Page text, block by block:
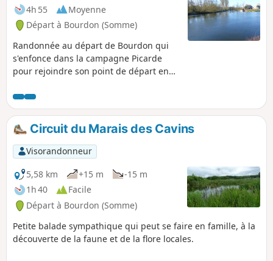
4h 55
Moyenne
Départ à Bourdon (Somme)
Randonnée au départ de Bourdon qui
s'enfonce dans la campagne Picarde
pour rejoindre son point de départ en
Circuit du Marais des Cavins
Visorandonneur
5,58 km
+15 m
-15 m
1h 40
Facile
Départ à Bourdon (Somme)
Petite balade sympathique qui peut se faire en famille, à la
découverte de la faune et de la flore locales.